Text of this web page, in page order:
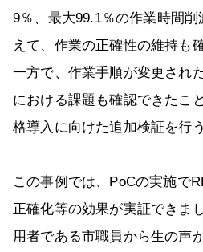
9％、最大99.1％の作業時間
えて、作業の正確性の維持も
一方で、作業手順が変更され
における課題も確認できたこ
格導入に向けた追加検証を行
この事例では、PoCの実施で
正確化等の効果が実証できま
用者である市職員から生の声